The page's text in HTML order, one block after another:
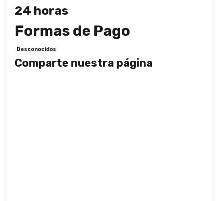
24 horas
Formas de Pago
Desconocidos
Comparte nuestra página